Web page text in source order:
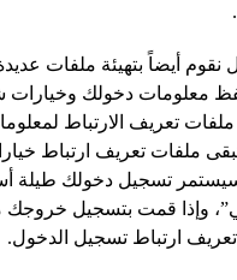
أيضاً بتهيئة ملفات
معلومات دخولك
تعريف الارتباط
تبقى ملفات تعريف ارتباط
تسجيل دخولك طيلة
وإذا قمت بتسجيل
ارتباط تسجيل الدخول.